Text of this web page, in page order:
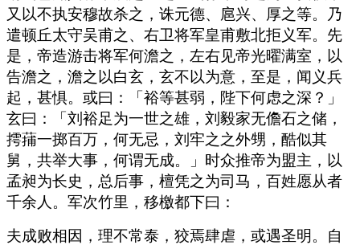
又以不执安穆故杀之，诛元德、扈兴、厚之等。乃
遣顿丘太守吴甫之、右卫将军皇甫敷北拒义军。先
是，帝造游击将军何澹之，左右见帝光曜满室，以
告澹之，澹之以白玄，玄不以为意，至是，闻义兵
起，甚惧。或曰：「裕等甚弱，陛下何虑之深？」
玄曰：「刘裕足为一世之雄，刘毅家无儋石之储，
摴蒱一掷百万，何无忌，刘牢之之外甥，酷似其
舅，共举大事，何谓无成。」时众推帝为盟主，以
孟昶为长史，总后事，檀凭之为司马，百姓愿从者
千余人。军次竹里，移檄都下曰：
夫成败相因，理不常泰，狡焉肆虐，或遇圣明。自